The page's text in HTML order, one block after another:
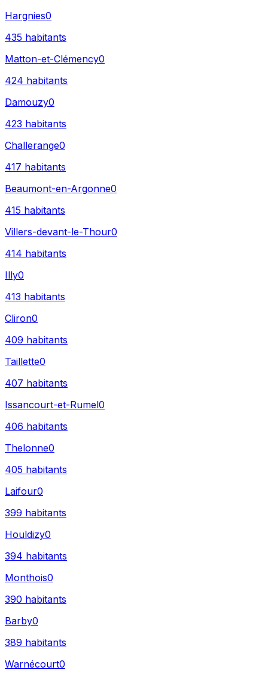
Hargnies0
435 habitants
Matton-et-Clémency0
424 habitants
Damouzy0
423 habitants
Challerange0
417 habitants
Beaumont-en-Argonne0
415 habitants
Villers-devant-le-Thour0
414 habitants
Illy0
413 habitants
Cliron0
409 habitants
Taillette0
407 habitants
Issancourt-et-Rumel0
406 habitants
Thelonne0
405 habitants
Laifour0
399 habitants
Houldizy0
394 habitants
Monthois0
390 habitants
Barby0
389 habitants
Warnécourt0